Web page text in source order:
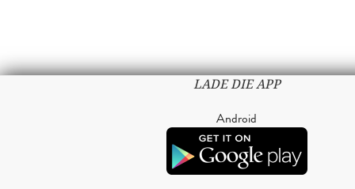
LADE DIE APP
Android